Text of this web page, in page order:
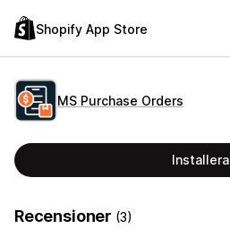
Shopify App Store
MS Purchase Orders
Installera
Recensioner (3)